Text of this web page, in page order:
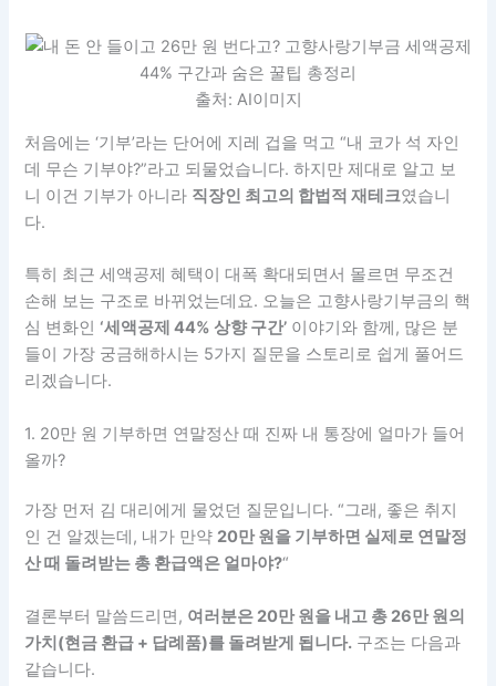
출처: AI이미지
처음에는 ‘기부’라는 단어에 지레 겁을 먹고 “내 코가 석 자인
데 무슨 기부야?”라고 되물었습니다. 하지만 제대로 알고 보
니 이건 기부가 아니라 직장인 최고의 합법적 재테크였습니
다.
특히 최근 세액공제 혜택이 대폭 확대되면서 몰르면 무조건
손해 보는 구조로 바뀌었는데요. 오늘은 고향사랑기부금의 핵
심 변화인 ‘세액공제 44% 상향 구간’ 이야기와 함께, 많은 분
들이 가장 궁금해하시는 5가지 질문을 스토리로 쉽게 풀어드
리겠습니다.
1. 20만 원 기부하면 연말정산 때 진짜 내 통장에 얼마가 들어
올까?
가장 먼저 김 대리에게 물었던 질문입니다. “그래, 좋은 취지
인 건 알겠는데, 내가 만약 20만 원을 기부하면 실제로 연말정
산 때 돌려받는 총 환급액은 얼마야?“
결론부터 말씀드리면, 여러분은 20만 원을 내고 총 26만 원의
가치(현금 환급 + 답례품)를 돌려받게 됩니다. 구조는 다음과
같습니다.